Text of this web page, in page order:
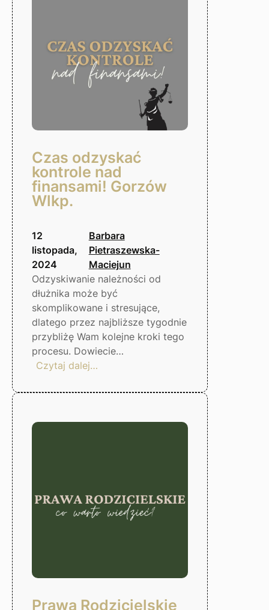
Czas odzyskać
kontrole nad
finansami! Gorzów
Wlkp.
12
listopada,
2024
Barbara
Pietraszewska-
Maciejun
Odzyskiwanie należności od
dłużnika może być
skomplikowane i stresujące,
dlatego przez najbliższe tygodnie
przybliżę Wam kolejne kroki tego
procesu. Dowiecie…
Czytaj dalej…
odzyskać
nad
Prawa Rodzicielskie